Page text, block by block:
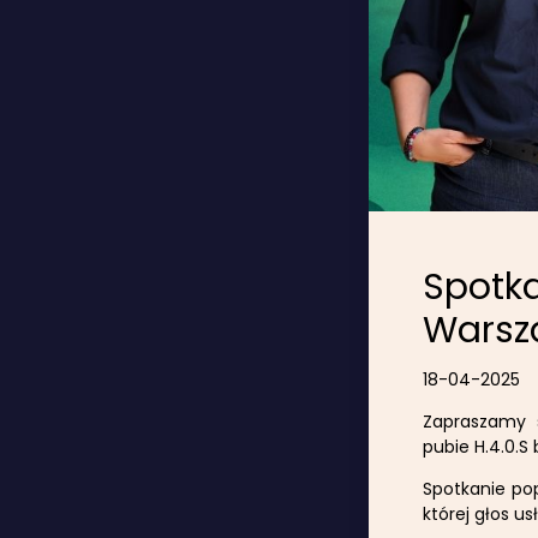
18-04-2025
pubie
Spotkanie
której głos